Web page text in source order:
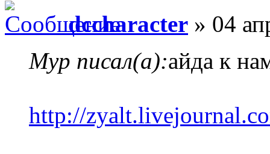
dccharacter » 04
Myp писал(а):айда к
http://